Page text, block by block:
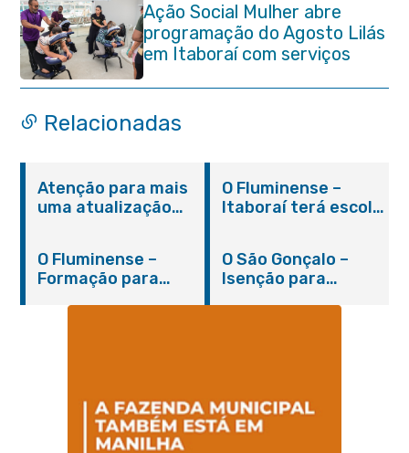
Ação Social Mulher abre
programação do Agosto Lilás
em Itaboraí com serviços
gratuitos e orientações
Relacionadas
Atenção para mais
uma atualização
em Itaboraí (24/05)
O Fluminense –
Itaboraí terá escola
março
O Fluminense –
Formação para
O São Gonçalo –
Isenção para